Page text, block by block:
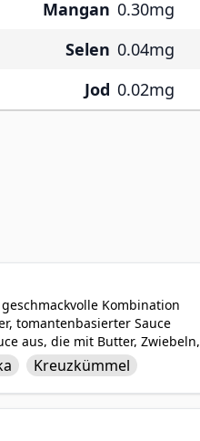
Mangan 0.30mg
Selen 0.04mg
Jod 0.02mg
Kombination
tomantenbasierter Sauce
aus, die mit Butter, Zwiebeln,
Kreuzkümmel, Garam
Sahne für zusätzliche
mit Reis oder Naan-Brot
macht es zu einer beliebten
Kreuzkümmel